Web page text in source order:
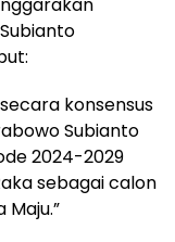
konsensus
Subianto
2024-2029
sebagai calon